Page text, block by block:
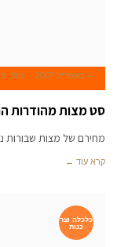
4 באפריל 2007 טולי
סט מצות מהודרות
מחירם של מצות שבורות נע בין 10 ל-
קרא עוד ←
כלכלה וצר
כנות